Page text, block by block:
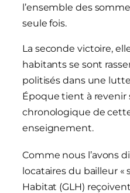
l’ensemble des
seule fois.
La seconde victoire,
habitants se sont
politisés dans une
Époque tient à revenir
chronologique de
enseignement.
Comme nous l’avons
locataires du bailleur «
Habitat (GLH)